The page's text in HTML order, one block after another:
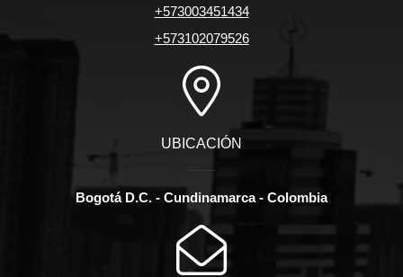
+573003451434
+573102079526
UBICACIÓN
Bogotá D.C. - Cundinamarca - Colombia